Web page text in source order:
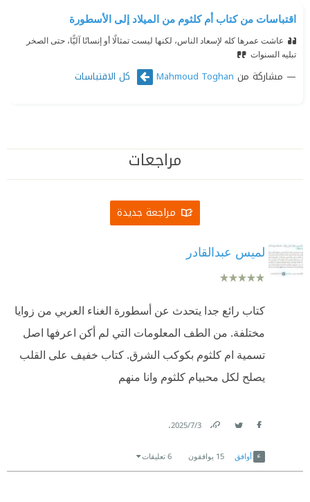
اقتباسات من كتاب أم كلثوم من الميلاد إلى الأسطورة
عاشت عمرها كله لإسعاد الناس، لكنها ليست تمثالًا أو إنسانًا آليًّا، حتى الصخر
تبليه السنوات
مشاركة من Mahmoud Toghan كل الاقتباسات
مراجعات
مراجعة جديدة
لميس عبدالقادر
كتاب رائع جدا يتحدث عن أسطورة الغناء العربي من زوايا
مختلفة. من الطف المعلومات التي لم أكن اعرفها اصل
تسمية ام كلثوم بكوكب الشرق. كتاب خفيف على القلب
يصلح لكل محبيام كلثوم وانا منهم
3‏/7‏/2025
.
أوافق 15 يوافقون 6 تعليقات